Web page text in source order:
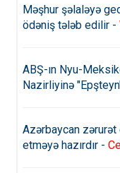
Məşhur şəlaləyə
ödəniş tələb edilir -
ABŞ-ın Nyu-
Nazirliyinə
Azərbaycan
etməyə hazırdır -